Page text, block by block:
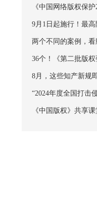
《中国网络版权保
9月1日起施行！最
知悉、接触的商业秘
事项相适应
两个不同的案例，
36个！《第二批版
8月，这些知产新规
“2024年度全国打击
《中国版权》共享